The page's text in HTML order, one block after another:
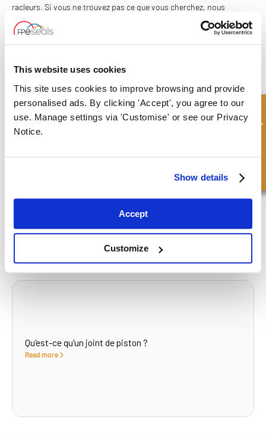
This website uses cookies
This site uses cookies to improve browsing and provide
personalised ads. By clicking 'Accept', you agree to our
use. Manage settings via 'Customise' or see our Privacy
Notice.
Show details
Accept
Customize
racleurs. Si vous ne trouvez pas ce que vous cherchez, nous
pouvons également fabriquer les joints selon vos spécifications,
dans une large gamme de matériaux pour répondre exactement à
vos exigences.
CONTACTEZ-NOUS
What to read next...
Qu'est-ce qu'un joint de piston ?
Read more
Demande rapide